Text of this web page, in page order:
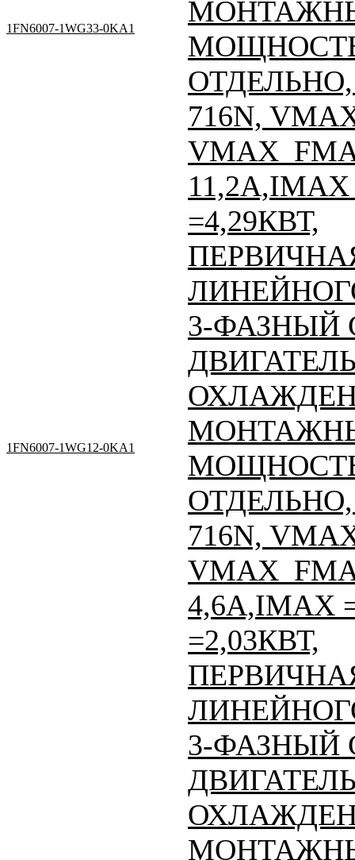
1FN6007-1WG33-0KA1
ОТДЕЛЬНО,
716N,
11,2A,IMAX
=4,29КВТ,
1FN6007-1WG12-0KA1
3-ФАЗНЫЙ
ОТДЕЛЬНО,
716N,
4,6A,IMAX
=2,03КВТ,
3-ФАЗНЫЙ